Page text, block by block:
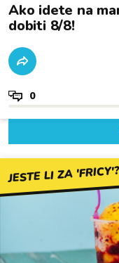
Ako idete na
dobiti 8/8!
0
JESTE LI ZA 'FRICY'?